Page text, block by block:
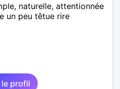
naturelle, attentionnée
un peu têtue rire
le profil